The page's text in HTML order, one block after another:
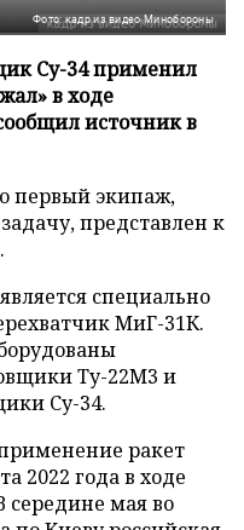
Фото: кадр из видео Минобороны
Су-34 применил
в ходе
источник в
первый экипаж,
представлен к
специально
МиГ-31К.
Ту-22М3 и
Су-34.
ракет
2022 года в ходе
середине мая во